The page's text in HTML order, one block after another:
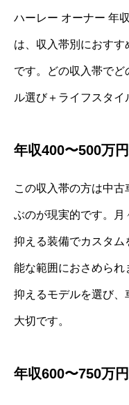
ハーレー オーナー 年
は、収入帯別におす
です。どの収入帯で
ル選び＋ライフスタイ
年収400〜500万
この収入帯の方は中
ぶのが現実的です。月
抑える装備でカスタ
能な範囲におさめられ
抑えるモデルを選び
大切です。
年収600〜750万